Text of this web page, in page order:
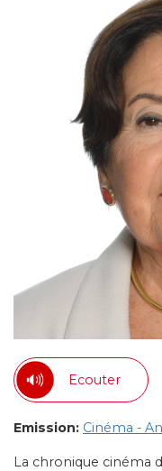
Ecouter
Emission: Cinéma -
La chronique cinéma